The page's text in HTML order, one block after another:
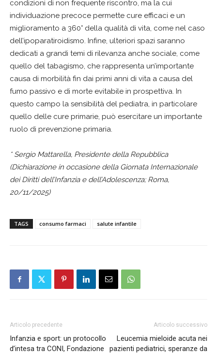
condizioni di non frequente riscontro, ma la cui
individuazione precoce permette cure efficaci e un
miglioramento a 360° della qualità di vita, come nel caso
dell’ipoparatiroidismo. Infine, ulteriori spazi saranno
dedicati a grandi temi di rilevanza anche sociale, come
quello del tabagismo, che rappresenta un’importante
causa di morbilità fin dai primi anni di vita a causa del
fumo passivo e di morte evitabile in prospettiva. In
questo campo la sensibilità del pediatra, in particolare
quello delle cure primarie, può esercitare un importante
ruolo di prevenzione primaria.
* Sergio Mattarella, Presidente della Repubblica
(Dichiarazione in occasione della Giornata Internazionale
dei Diritti dell’Infanzia e dell’Adolescenza; Roma,
20/11/2025)
TAGS consumo farmaci salute infantile
Articolo precedente
Infanzia e sport: un protocollo
d’intesa tra CONI, Fondazione
Articolo successivo
Leucemia mieloide acuta nei
pazienti pediatrici, speranze da